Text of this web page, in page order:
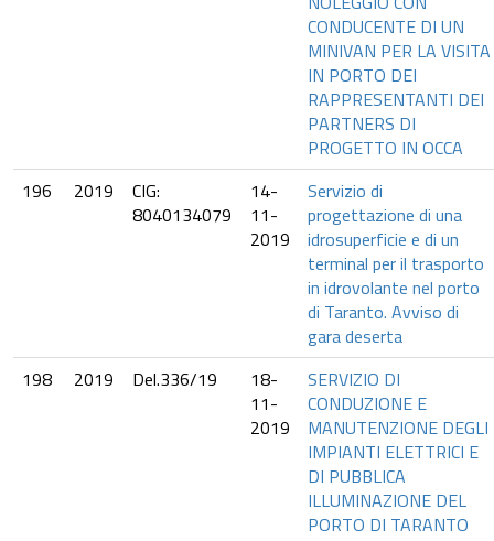
CONDUCENTE DI UN
MINIVAN PER LA VISITA
IN PORTO DEI
RAPPRESENTANTI DEI
PARTNERS DI
PROGETTO IN OCCA
196
2019
CIG:
8040134079
14-
11-
2019
Servizio di
progettazione di una
idrosuperficie e di un
terminal per il trasporto
in idrovolante nel porto
di Taranto. Avviso di
gara deserta
198
2019 Del.336/19
18-
11-
2019
SERVIZIO DI
CONDUZIONE E
MANUTENZIONE DEGLI
IMPIANTI ELETTRICI E
DI PUBBLICA
ILLUMINAZIONE DEL
PORTO DI TARANTO